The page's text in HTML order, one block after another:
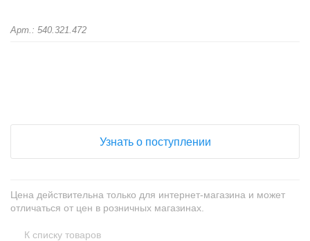
Арт.: 540.321.472
Узнать о поступлении
Цена действительна только для интернет-магазина и может
отличаться от цен в розничных магазинах.
К списку товаров